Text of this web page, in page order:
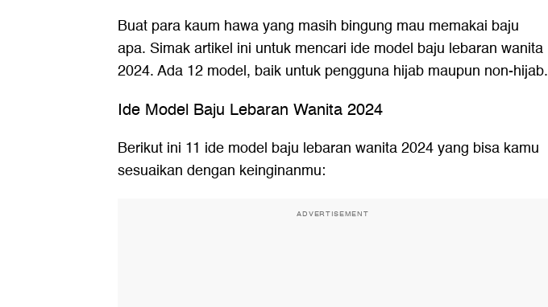
Buat para kaum hawa yang masih bingung mau memakai baju
apa. Simak artikel ini untuk mencari ide model baju lebaran wanita
2024. Ada 12 model, baik untuk pengguna hijab maupun non-hijab.
Ide Model Baju Lebaran Wanita 2024
Berikut ini 11 ide model baju lebaran wanita 2024 yang bisa kamu
sesuaikan dengan keinginanmu:
ADVERTISEMENT